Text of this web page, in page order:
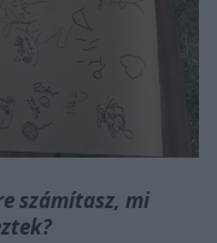
számítasz, mi